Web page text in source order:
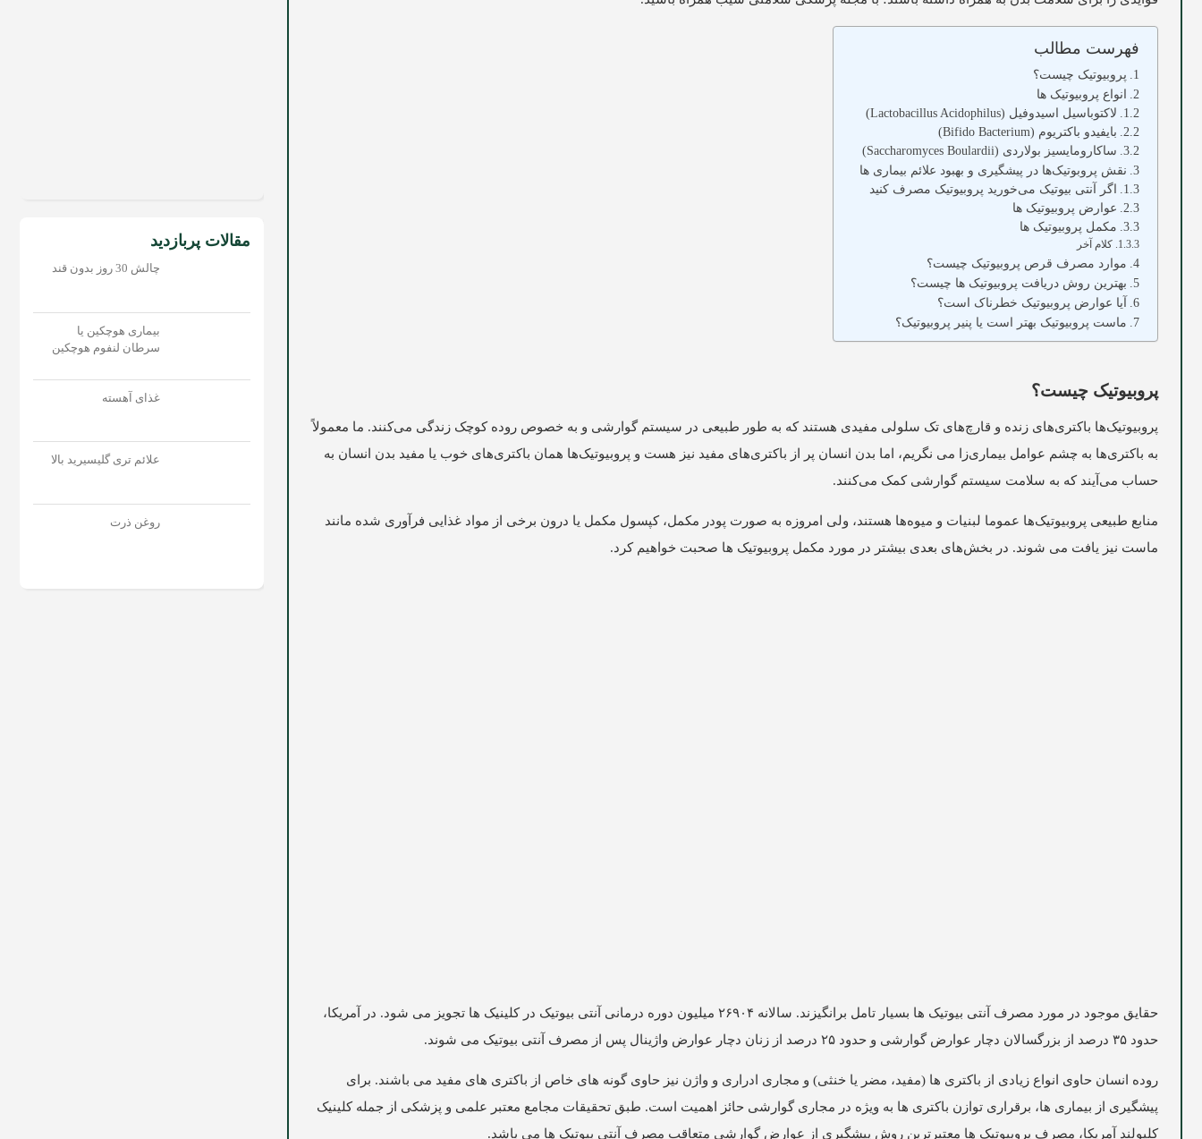
فهرست مطالب
پروبیوتیک چیست؟
انواع پروبیوتیک ها
لاکتوباسیل اسیدوفیل (Lactobacillus Acidophilus)
بایفیدو باکتریوم (Bifido Bacterium)
ساکارومایسیز بولاردی (Saccharomyces Boulardii)
نقش پروبوتیک‌ها در پیشگیری و بهبود علائم بیماری ها
اگر آنتی بیوتیک می‌خورید پروبیوتیک مصرف کنید
عوارض پروبیوتیک ها
مکمل پروبیوتیک ها
کلام آخر
موارد مصرف قرص پروبیوتیک چیست؟
بهترین روش دریافت پروبیوتیک ها چیست؟
آیا عوارض پروبیوتیک خطرناک است؟
ماست پروبیوتیک بهتر است یا پنیر پروبیوتیک؟
پروبیوتیک چیست؟
پروبیوتیک‌ها باکتری‌های زنده و قارچ‌های تک سلولی مفیدی هستند که به طور طبیعی در سیستم گوارشی و به خصوص روده کوچک زندگی می‌کنند. ما معمولاً
به باکتری‌ها به چشم عوامل بیماری‌زا می نگریم، اما بدن انسان پر از باکتری‌های مفید نیز هست و پروبیوتیک‌ها همان باکتری‌های خوب یا مفید بدن انسان به
حساب می‌آیند که به سلامت سیستم گوارشی کمک می‌کنند.
منابع طبیعی پروبیوتیک‌ها عموما لبنیات و میوه‌ها هستند، ولی امروزه به صورت پودر مکمل، کپسول مکمل یا درون برخی از مواد غذایی فرآوری شده مانند
ماست نیز یافت می شوند. در بخش‌های بعدی بیشتر در مورد مکمل پروبیوتیک ها صحبت خواهیم کرد.
حقایق موجود در مورد مصرف آنتی بیوتیک ها بسیار تامل برانگیزند. سالانه ۲۶۹۰۴ میلیون دوره درمانی آنتی بیوتیک در کلینیک ها تجویز می شود. در آمریکا،
حدود ۳۵ درصد از بزرگسالان دچار عوارض گوارشی و حدود ۲۵ درصد از زنان دچار عوارض واژینال پس از مصرف آنتی بیوتیک می شوند.
روده انسان حاوی انواع زیادی از باکتری ها (مفید، مضر یا خنثی) و مجاری ادراری و واژن نیز حاوی گونه های خاص از باکتری های مفید می باشند. برای
پیشگیری از بیماری ها، برقراری توازن باکتری ها به ویژه در مجاری گوارشی حائز اهمیت است. طبق تحقیقات مجامع معتبر علمی و پزشکی از جمله کلینیک
کلیولند آمریکا، مصرف پروبیوتیک ها معتبرترین روش پیشگیری از عوارض گوارشی متعاقب مصرف آنتی بیوتیک ها می باشد.
مقالات پربازدید
چالش 30 روز بدون قند
بیماری هوچکین یا
سرطان لنفوم هوچکین
غذای آهسته
علائم تری گلیسیرید بالا
روغن ذرت